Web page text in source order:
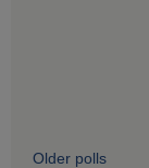
Older polls